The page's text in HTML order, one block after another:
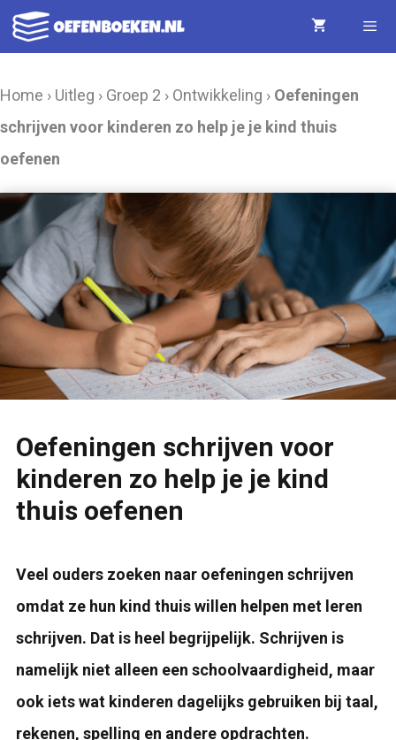
Ga
naar
Home › Uitleg › Groep 2 › Ontwikkeling › Oefeningen
schrijven voor kinderen zo help je je kind thuis
oefenen
Oefeningen schrijven voor
kinderen zo help je je kind
thuis oefenen
Veel ouders zoeken naar oefeningen schrijven
omdat ze hun kind thuis willen helpen met leren
schrijven. Dat is heel begrijpelijk. Schrijven is
namelijk niet alleen een schoolvaardigheid, maar
ook iets wat kinderen dagelijks gebruiken bij taal,
rekenen, spelling en andere opdrachten.